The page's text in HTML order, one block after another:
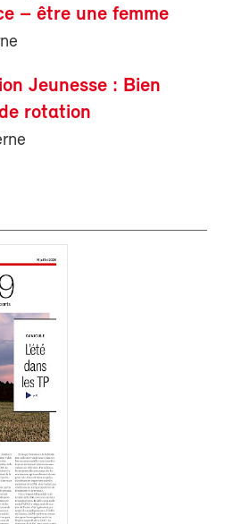
– être une femme
Jeunesse : Bien
rotation